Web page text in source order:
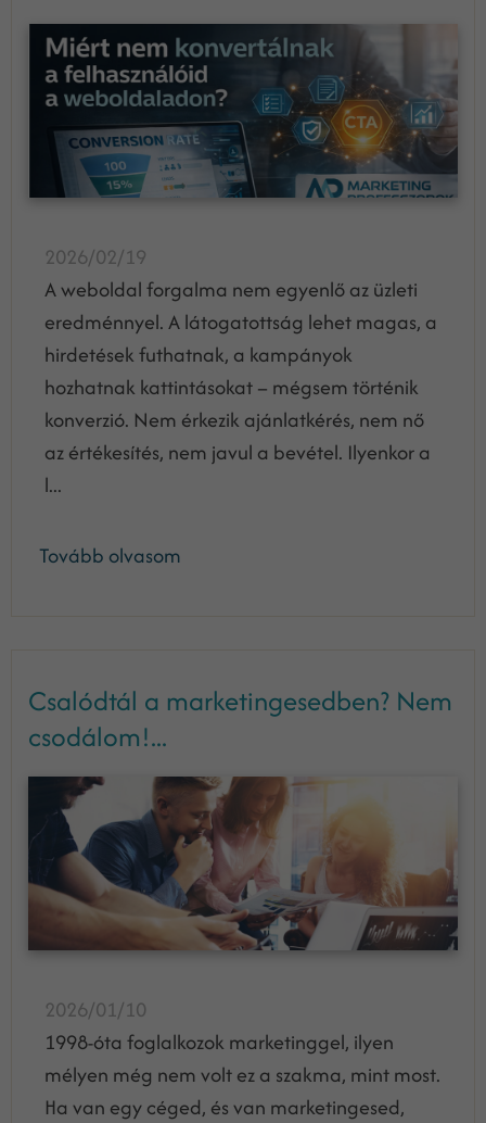
2026/02/19
A weboldal forgalma nem egyenlő az üzleti
eredménnyel. A látogatottság lehet magas, a
hirdetések futhatnak, a kampányok
hozhatnak kattintásokat – mégsem történik
konverzió. Nem érkezik ajánlatkérés, nem nő
az értékesítés, nem javul a bevétel. Ilyenkor a
l...
Tovább olvasom
Csalódtál a marketingesedben? Nem
csodálom!...
2026/01/10
1998-óta foglalkozok marketinggel, ilyen
mélyen még nem volt ez a szakma, mint most.
Ha van egy céged, és van marketingesed,